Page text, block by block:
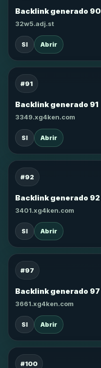
Backlink generado 90
32w5.adj.st
SI Abrir
#91
Backlink generado 91
3349.xg4ken.com
SI Abrir
#92
Backlink generado 92
3401.xg4ken.com
SI Abrir
#97
Backlink generado 97
3661.xg4ken.com
SI Abrir
#100